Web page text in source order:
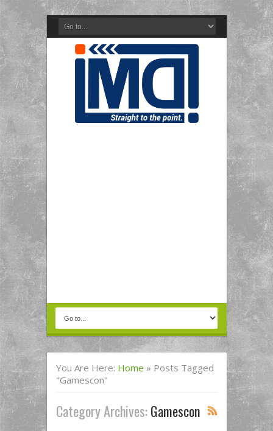
You Are Here: Home » Posts Tagged
"gamescon"
Category Archives:Gamescon